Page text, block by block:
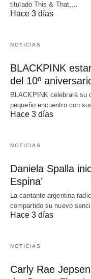
titulado This & That,…
Hace 3 días
NOTICIAS
BLACKPINK
del 10º
BLACKPINK celebrará su
pequeño encuentro con
Hace 3 días
NOTICIAS
Daniela Spalla
Espina’
La cantante argentina
compartido su nuevo
Hace 3 días
NOTICIAS
Carly Rae